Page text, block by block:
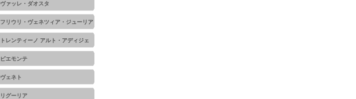
ヴァッレ・ダオスタ
フリウリ・ヴェネツィア・ジューリア
トレンティーノ アルト・アディジェ
ピエモンテ
ヴェネト
リグーリア